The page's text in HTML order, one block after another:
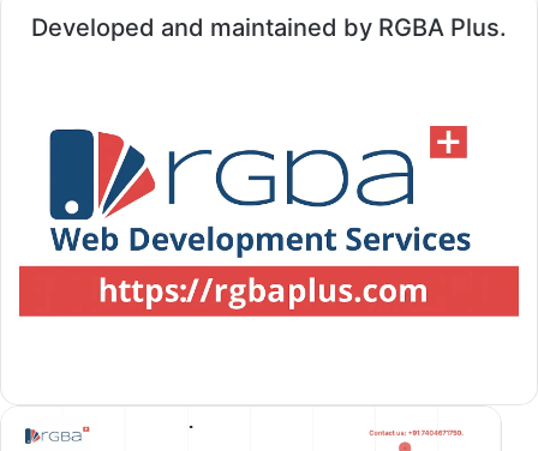
Developed and maintained by RGBA Plus.